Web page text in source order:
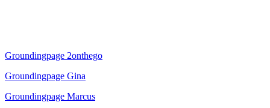
Groundingpage 2onthego
Groundingpage Gina
Groundingpage Marcus